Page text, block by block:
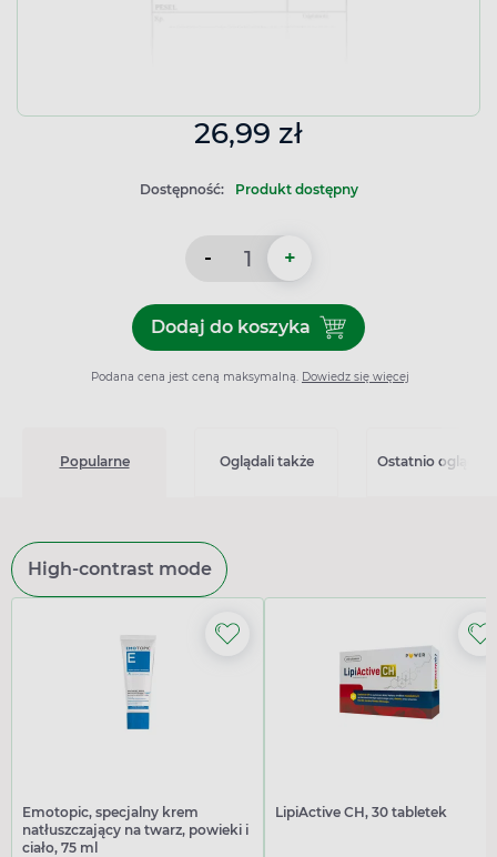
26,99 zł
Dostępność: Produkt dostępny
- +
Dodaj do koszykaDodaj do koszyka Zomiren
Podana cena jest ceną maksymalną. Dowiedz się więcej
Popularne Oglądali także Ostatnio
High-contrast mode
Emotopic, specjalny krem
natłuszczający na twarz, powieki i
ciało, 75 ml
LipiActive CH, 30 tabletek